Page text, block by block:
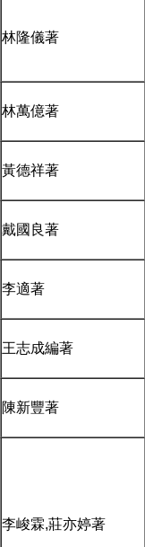
林隆儀著
林萬億著
黃德祥著
戴國良著
李適著
王志成編著
陳新豐著
李峻霖,莊亦婷著